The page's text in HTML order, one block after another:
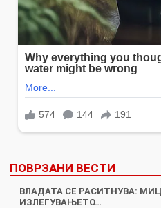
ПОВРЗАНИ ВЕСТИ
ВЛАДАТА СЕ РАСИТНУВА:
ИЗЛЕГУВАЊЕТО…